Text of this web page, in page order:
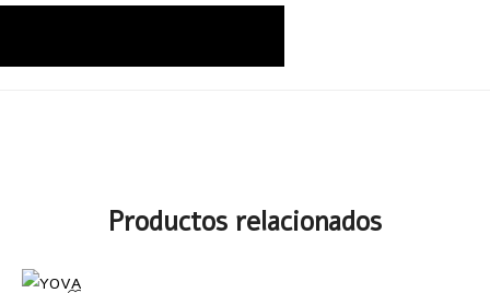
Productos relacionados